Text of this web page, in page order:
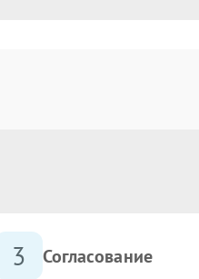
3 Согласование